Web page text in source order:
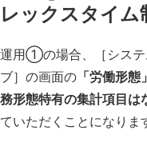
レックスタイム
運用①の場合、［システ
ブ］の画面の 「労働形
務形態特有の集計項目は
ていただくことになりま